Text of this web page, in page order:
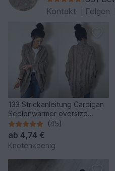
Kontakt
Folgen
133 Strickanleitung Cardigan
Seelenwärmer oversize
Herbstlaub in mehreren
Größen und Variationen
(45)
ab 4,74 €
Knotenkoenig